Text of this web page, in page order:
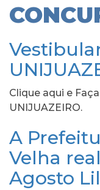
Clique aqui e
UNIJUAZEIRO.
A
Velha
Agosto